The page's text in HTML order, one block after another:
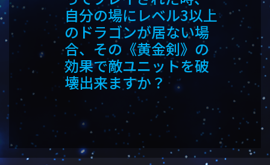
自分の場にレベル3以上
のドラゴンが居ない場
合、その《黄金剣》の
効果で敵ユニットを破
壊出来ますか？